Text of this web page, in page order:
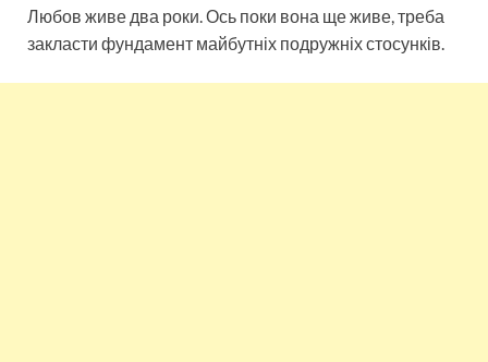
Любов живе два роки. Ось поки вона ще живе, треба
закласти фундамент майбутніх подружніх стосунків.